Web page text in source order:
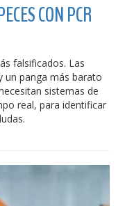
CON PCR
falsificados. Las
un panga más barato
sistemas de
real, para identificar